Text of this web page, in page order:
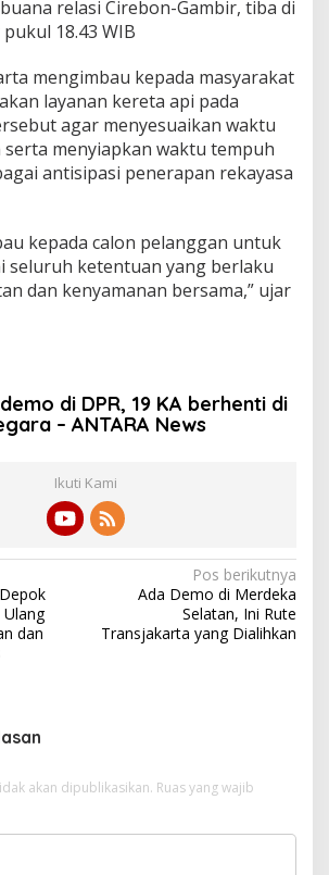
relasi Cirebon-Gambir, tiba di
18.43 WIB
mengimbau kepada masyarakat
layanan kereta api pada
agar menyesuaikan waktu
menyiapkan waktu tempuh
antisipasi penerapan rekayasa
kepada calon pelanggan untuk
seluruh ketentuan yang berlaku
dan kenyamanan bersama,” ujar
di DPR, 19 KA berhenti di
– ANTARA News
Ikuti Kami
dan
Pos berikutnya
Ada Demo di Merdeka
Selatan, Ini Rute
Transjakarta yang Dialihkan
akan dipublikasikan. Ruas yang wajib